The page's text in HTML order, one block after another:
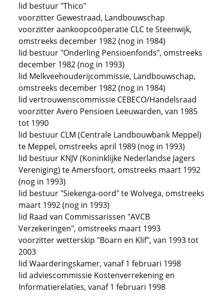
lid bestuur "Thico"
voorzitter Gewestraad, Landbouwschap
voorzitter aankoopcoöperatie CLC te Steenwijk,
omstreeks december 1982 (nog in 1984)
lid bestuur "Onderling Pensioenfonds", omstreeks
december 1982 (nog in 1993)
lid Melkveehouderijcommissie, Landbouwschap,
omstreeks december 1982 (nog in 1984)
lid vertrouwenscommissie CEBECO/Handelsraad
voorzitter Avero Pensioen Leeuwarden, van 1985
tot 1990
lid bestuur CLM (Centrale Landbouwbank Meppel)
te Meppel, omstreeks april 1989 (nog in 1993)
lid bestuur KNJV (Koninklijke Nederlandse Jagers
Vereniging) te Amersfoort, omstreeks maart 1992
(nog in 1993)
lid bestuur "Siekenga-oord" te Wolvega, omstreeks
maart 1992 (nog in 1993)
lid Raad van Commissarissen "AVCB
Verzekeringen", omstreeks maart 1993
voorzitter wetterskip "Boarn en Klif", van 1993 tot
2003
lid Waarderingskamer, vanaf 1 februari 1998
lid adviescommissie Kostenverrekening en
Informatierelaties, vanaf 1 februari 1998